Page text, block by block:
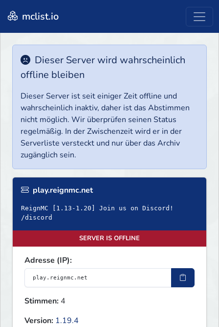
mclist.io
Dieser Server wird wahrscheinlich
offline bleiben
Dieser Server ist seit einiger Zeit offline und
wahrscheinlich inaktiv, daher ist das Abstimmen
nicht möglich. Wir überprüfen seinen Status
regelmäßig. In der Zwischenzeit wird er in der
Serverliste versteckt und nur über das Archiv
zugänglich sein.
play.reignmc.net
ReignMC [1.13-1.20] Join us on Discord!
/discord
SERVER IS OFFLINE
Adresse (IP):
Stimmen: 4
Version: 1.19.4